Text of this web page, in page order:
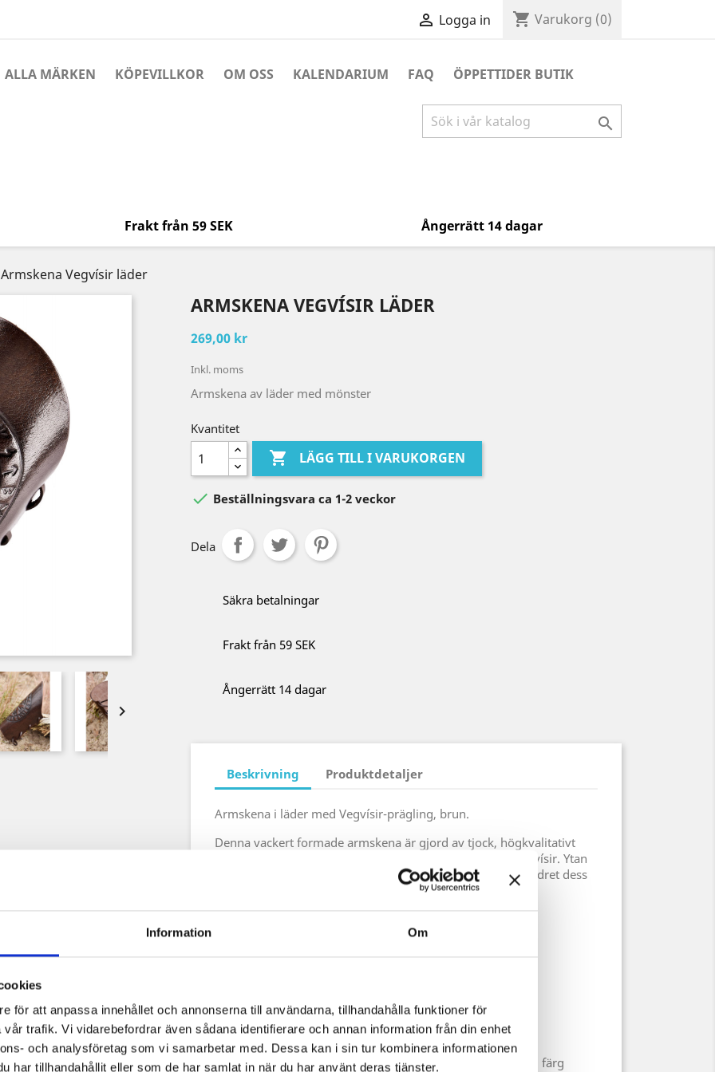
Information Om
för att anpassa innehållet och annonserna till användarna, tillhandahålla funktioner för
trafik. Vi vidarebefordrar även sådana identifierare och annan information från din enhet
och analysföretag som vi samarbetar med. Dessa kan i sin tur kombinera informationen
har tillhandahållit eller som de har samlat in när du har använt deras tjänster.
 Logga in shopping_cart Varukorg (0)
ALLA MÄRKEN KÖPEVILLKOR OM OSS KALENDARIUM FAQ ÖPPETTIDER BUTIK

Frakt från 59 SEK Ångerrätt 14 dagar
Armskena Vegvísir läder

ARMSKENA VEGVÍSIR LÄDER
269,00 kr
Inkl. moms
Armskena av läder med mönster
Kvantitet
 LÄGG TILL I VARUKORGEN
 Beställningsvara ca 1-2 veckor
Dela
Säkra betalningar
Frakt från 59 SEK
Ångerrätt 14 dagar
Beskrivning Produktdetaljer
Armskena i läder med Vegvísir-prägling, brun.
Denna vackert formade armskena är gjord av tjock, högkvalitativt
läder och dekorerad med en detaljerad prägling av en vegvísir. Ytan
och kanterna är polerade och får en ljus finish, vilket ger lädret dess
- Höjd: ca. 21 cm
- Vikt: ca. 0,1 kg
Observera att läder är en naturprodukt och att variationer i färg